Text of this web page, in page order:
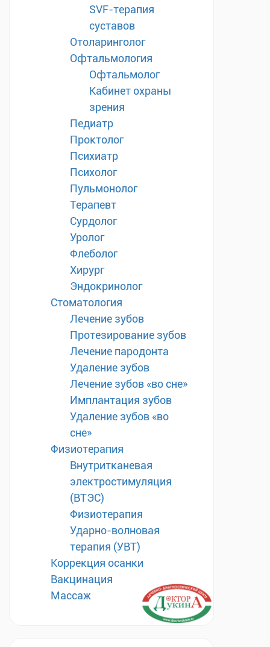
SVF-терапия
суставов
Отоларинголог
Офтальмология
Офтальмолог
Кабинет охраны
зрения
Педиатр
Проктолог
Психиатр
Психолог
Пульмонолог
Терапевт
Сурдолог
Уролог
Флеболог
Хирург
Эндокринолог
Стоматология
Лечение зубов
Протезирование зубов
Лечение пародонта
Удаление зубов
Лечение зубов «во сне»
Имплантация зубов
Удаление зубов «во
сне»
Физиотерапия
Внутритканевая
электростимуляция
(ВТЭС)
Физиотерапия
Ударно-волновая
терапия (УВТ)
Коррекция осанки
Вакцинация
Массаж